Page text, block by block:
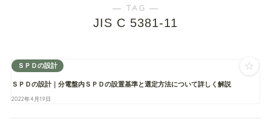
― TAG ―
JIS C 5381-11
ＳＰＤの設計
ＳＰＤの設計｜分電盤内ＳＰＤの設置基準と選定方法について詳しく解説
2022年4月19日
☆